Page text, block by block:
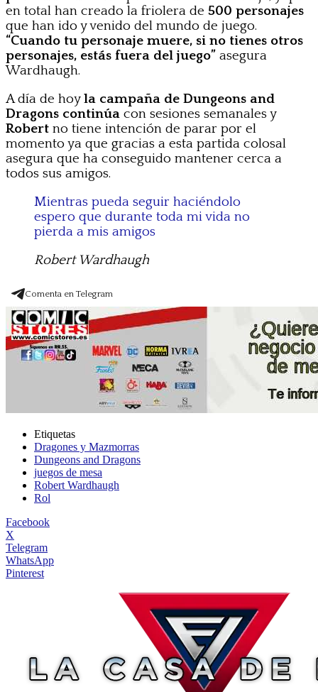
en total han creado la friolera de 500 personajes
que han ido y venido del mundo de juego.
“Cuando tu personaje muere, si no tienes otros
personajes, estás fuera del juego” asegura
Wardhaugh.
A día de hoyla campaña de Dungeons and
Dragons continúa con sesiones semanales y
Robert no tiene intención de parar por el
momento ya que gracias a esta partida colosal
asegura que ha conseguido mantener cerca a
todos sus amigos.
Mientras pueda seguir haciéndolo
espero que durante toda mi vida no
pierda a mis amigos
Robert Wardhaugh
Comenta en Telegram
Etiquetas
Dragones y Mazmorras
Dungeons and Dragons
juegos de mesa
Robert Wardhaugh
Rol
Facebook
X
Telegram
WhatsApp
Pinterest